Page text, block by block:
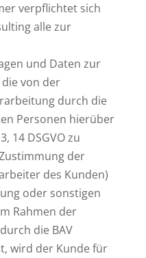
verpflichtet sich
alle zur
und Daten zur
von der
durch die
Personen hierüber
14 DSGVO zu
der
des Kunden)
oder sonstigen
Rahmen der
die BAV
wird der Kunde für